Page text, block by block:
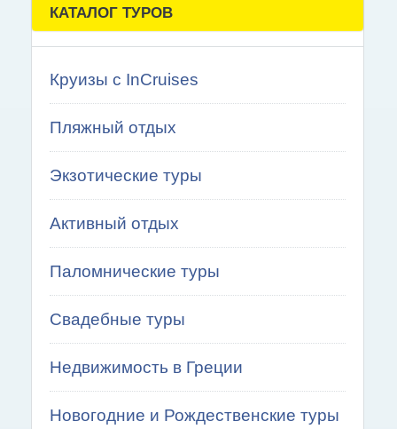
КАТАЛОГ ТУРОВ
Круизы с InCruises
Пляжный отдых
Экзотические туры
Активный отдых
Паломнические туры
Свадебные туры
Недвижимость в Греции
Новогодние и Рождественские туры